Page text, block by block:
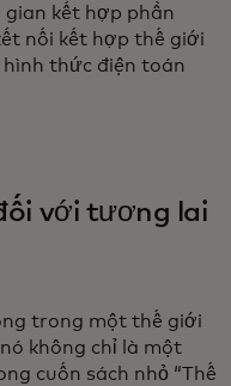
kết hợp phần
nối kết hợp thế giới
thức điện toán
với tương lai
trong một thế giới
không chỉ là một
cuốn sách nhỏ “Thế